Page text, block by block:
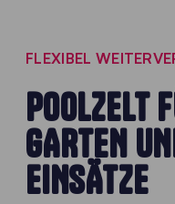
FLEXIBEL
POOLZELT
GARTEN
EINSÄTZE